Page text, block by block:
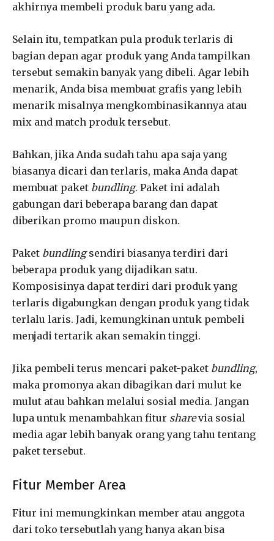
akhirnya membeli produk baru yang ada.
Selain itu, tempatkan pula produk terlaris di
bagian depan agar produk yang Anda tampilkan
tersebut semakin banyak yang dibeli. Agar lebih
menarik, Anda bisa membuat grafis yang lebih
menarik misalnya mengkombinasikannya atau
mix and match produk tersebut.
Bahkan, jika Anda sudah tahu apa saja yang
biasanya dicari dan terlaris, maka Anda dapat
membuat paket bundling. Paket ini adalah
gabungan dari beberapa barang dan dapat
diberikan promo maupun diskon.
Paket bundlingsendiri biasanya terdiri dari
beberapa produk yang dijadikan satu.
Komposisinya dapat terdiri dari produk yang
terlaris digabungkan dengan produk yang tidak
terlalu laris. Jadi, kemungkinan untuk pembeli
menjadi tertarik akan semakin tinggi.
Jika pembeli terus mencari paket-paket bundling,
maka promonya akan dibagikan dari mulut ke
mulut atau bahkan melalui sosial media. Jangan
lupa untuk menambahkan fitur sharevia sosial
media agar lebih banyak orang yang tahu tentang
paket tersebut.
Fitur Member Area
Fitur ini memungkinkan member atau anggota
dari toko tersebutlah yang hanya akan bisa